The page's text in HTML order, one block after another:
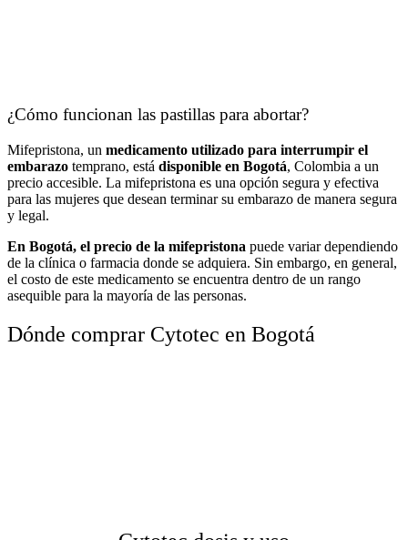
¿Cómo funcionan las pastillas para abortar?
Mifepristona, un medicamento utilizado para interrumpir el
embarazo temprano, está disponible en Bogotá, Colombia a un
precio accesible. La mifepristona es una opción segura y efectiva
para las mujeres que desean terminar su embarazo de manera segura
y legal.
En Bogotá, el precio de la mifepristona puede variar dependiendo
de la clínica o farmacia donde se adquiera. Sin embargo, en general,
el costo de este medicamento se encuentra dentro de un rango
asequible para la mayoría de las personas.
Dónde comprar Cytotec en Bogotá